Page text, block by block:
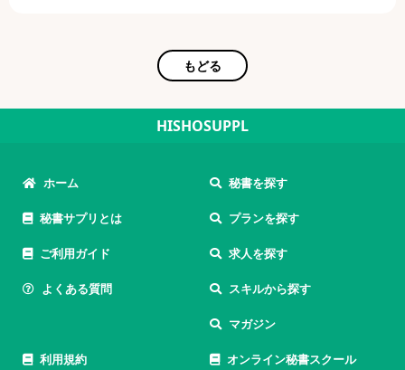
もどる
HISHOSUPPL
ホーム
秘書サプリとは
ご利用ガイド
よくある質問
秘書を探す
プランを探す
求人を探す
スキルから探す
マガジン
利用規約 オンライン秘書スクール